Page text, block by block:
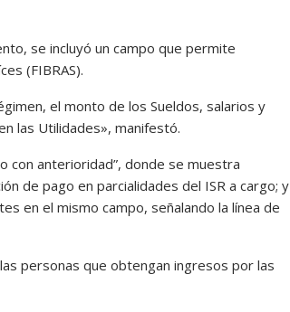
se incluyó un campo que permite
(FIBRAS).
el monto de los Sueldos, salarios y
las Utilidades», manifestó.
con anterioridad”, donde se muestra
de pago en parcialidades del ISR a cargo; y
en el mismo campo, señalando la línea de
personas que obtengan ingresos por las